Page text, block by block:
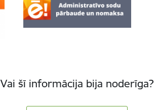
Vai šī informācija bija noderīga?